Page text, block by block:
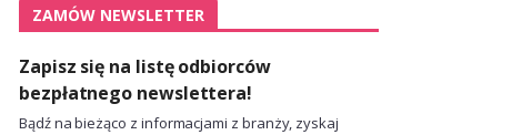
ZAMÓW NEWSLETTER
Zapisz się na listę odbiorców
bezpłatnego newslettera!
Bądź na bieżąco z informacjami z branży, zyskaj